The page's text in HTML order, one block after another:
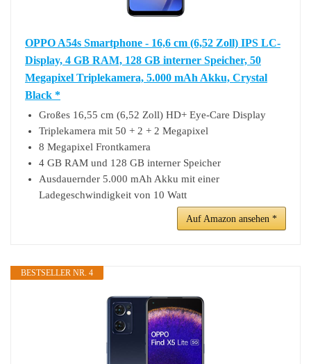
OPPO A54s Smartphone - 16,6 cm (6,52 Zoll) IPS LC-
Display, 4 GB RAM, 128 GB interner Speicher, 50
Megapixel Triplekamera, 5.000 mAh Akku, Crystal
Black *
Großes 16,55 cm (6,52 Zoll) HD+ Eye-Care Display
Triplekamera mit 50 + 2 + 2 Megapixel
8 Megapixel Frontkamera
4 GB RAM und 128 GB interner Speicher
Ausdauernder 5.000 mAh Akku mit einer
Ladegeschwindigkeit von 10 Watt
Auf Amazon ansehen *
BESTSELLER NR. 4